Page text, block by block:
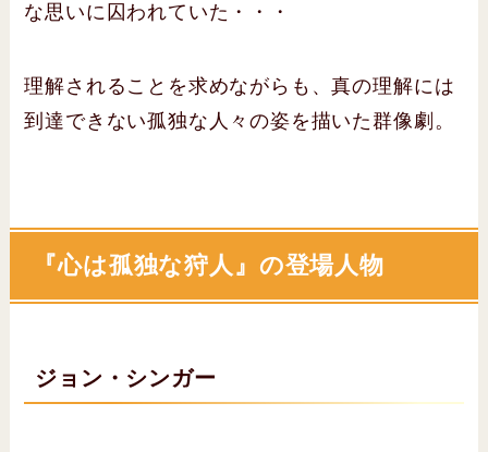
な思いに囚われていた・・・
理解されることを求めながらも、真の理解には
到達できない孤独な人々の姿を描いた群像劇。
『心は孤独な狩人』の登場人物
ジョン・シンガー